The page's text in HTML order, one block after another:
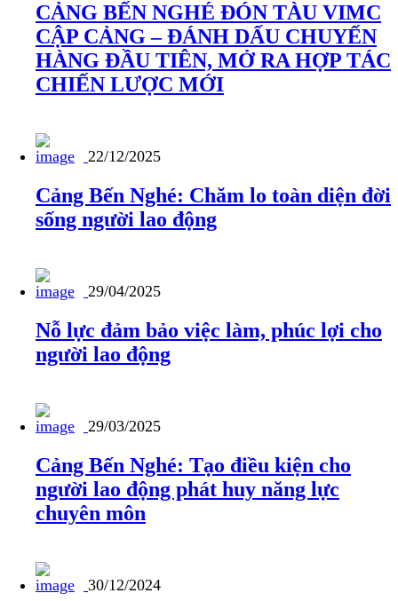
CẢNG BẾN NGHÉ ĐÓN TÀU VIMC
CẬP CẢNG – ĐÁNH DẤU CHUYẾN
HÀNG ĐẦU TIÊN, MỞ RA HỢP TÁC
CHIẾN LƯỢC MỚI
22/12/2025
Cảng Bến Nghé: Chăm lo toàn diện đời
sống người lao động
29/04/2025
Nỗ lực đảm bảo việc làm, phúc lợi cho
người lao động
29/03/2025
Cảng Bến Nghé: Tạo điều kiện cho
người lao động phát huy năng lực
chuyên môn
30/12/2024